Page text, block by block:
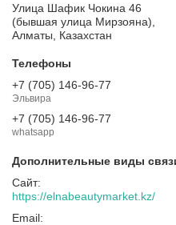
Улица Шафик Чокина 46
(бывшая улица Мирзояна),
Алматы, Казахстан
+7 (705) 146-96-77
Эльвира
+7 (705) 146-96-77
whatsapp
https://elnabeautymarket.kz/